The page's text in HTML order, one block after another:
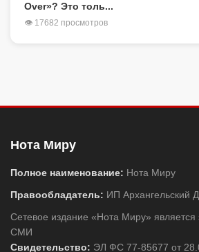
Over»? Это толь...
👁 17682 просмотров
Нота Миру
Полное наименование: Нота Миру
Правообладатель: ИП Архангельский
Сетевое издание «Нота Миру» является
СМИ
Свидетельство: ЭЛ ФС 77-85677 от